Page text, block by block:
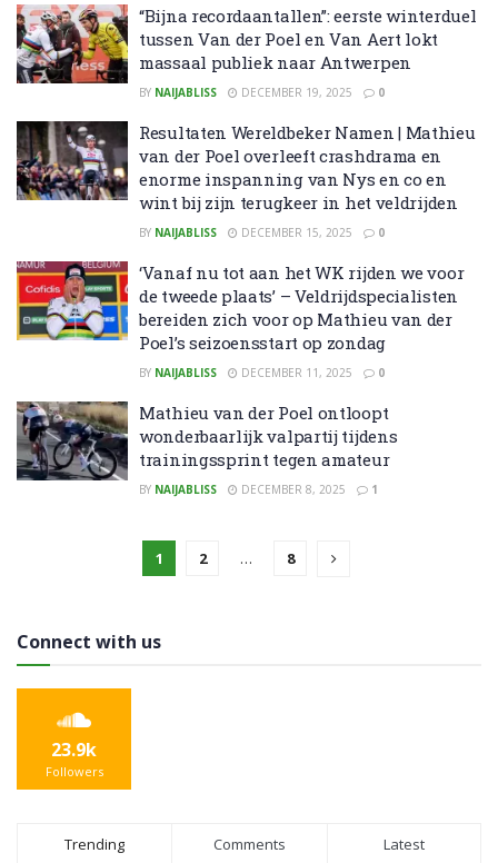
“Bijna recordaantallen”: eerste winterduel
tussen Van der Poel en Van Aert lokt
massaal publiek naar Antwerpen
BY NAIJABLISS DECEMBER 19, 2025 0
Resultaten Wereldbeker Namen | Mathieu
van der Poel overleeft crashdrama en
enorme inspanning van Nys en co en
wint bij zijn terugkeer in het veldrijden
BY NAIJABLISS DECEMBER 15, 2025 0
‘Vanaf nu tot aan het WK rijden we voor
de tweede plaats’ – Veldrijdspecialisten
bereiden zich voor op Mathieu van der
Poel’s seizoensstart op zondag
BY NAIJABLISS DECEMBER 11, 2025 0
Mathieu van der Poel ontloopt
wonderbaarlijk valpartij tijdens
trainingssprint tegen amateur
BY NAIJABLISS DECEMBER 8, 2025 1
1 2 … 8
Connect with us
23.9k
Followers
Trending Comments Latest